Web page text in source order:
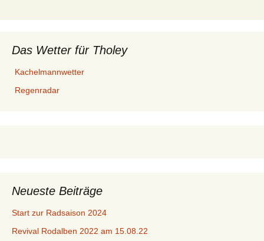
Das Wetter für Tholey
Kachelmannwetter
Regenradar
Neueste Beiträge
Start zur Radsaison 2024
Revival Rodalben 2022 am 15.08.22